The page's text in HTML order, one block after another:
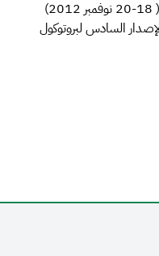
HP، ورشة عمل تدريبية امتدت لثلاثة أيام ( 18-20 نوفمبر 2012)
السادس لبروتوكول